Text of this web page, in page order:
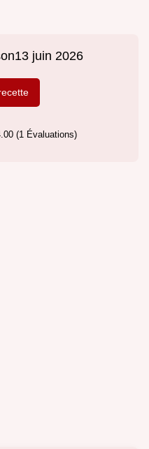
13 juin 2026
(1 Évaluations)